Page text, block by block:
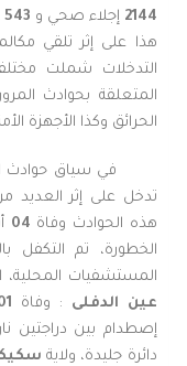
2144 إجلاء صحي و 543
هذا على إثر تلقي
التدخلات شملت
المتعلقة بحوادث
الحرائق وكذا الأجهزة
في سياق حوادث
تدخل على إثر العديد
هذه الحوادث وفاة 04
الخطورة، تم التكفل
المستشفيات المحلية،
عين الدفلى : وفاة
إصطدام بين دراجتين
دائرة جليدة، ولاية